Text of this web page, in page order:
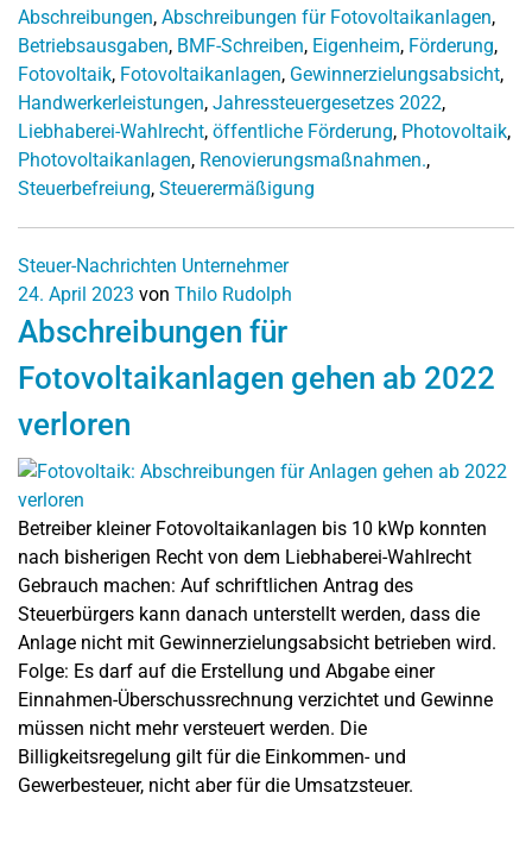
Abschreibungen, Abschreibungen für Fotovoltaikanlagen,
Betriebsausgaben, BMF-Schreiben, Eigenheim, Förderung,
Fotovoltaik, Fotovoltaikanlagen, Gewinnerzielungsabsicht,
Handwerkerleistungen, Jahressteuergesetzes 2022,
Liebhaberei-Wahlrecht, öffentliche Förderung, Photovoltaik,
Photovoltaikanlagen, Renovierungsmaßnahmen.,
Steuerbefreiung, Steuerermäßigung
Steuer-Nachrichten Unternehmer
24. April 2023 von Thilo Rudolph
Abschreibungen für
Fotovoltaikanlagen gehen ab 2022
verloren
Betreiber kleiner Fotovoltaikanlagen bis 10 kWp konnten
nach bisherigen Recht von dem Liebhaberei-Wahlrecht
Gebrauch machen: Auf schriftlichen Antrag des
Steuerbürgers kann danach unterstellt werden, dass die
Anlage nicht mit Gewinnerzielungsabsicht betrieben wird.
Folge: Es darf auf die Erstellung und Abgabe einer
Einnahmen-Überschussrechnung verzichtet und Gewinne
müssen nicht mehr versteuert werden. Die
Billigkeitsregelung gilt für die Einkommen- und
Gewerbesteuer, nicht aber für die Umsatzsteuer.